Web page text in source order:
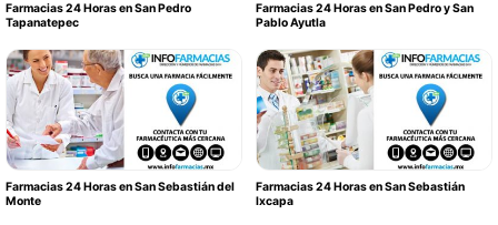
Farmacias 24 Horas en San Pedro
Tapanatepec
Farmacias 24 Horas en San Pedro y San
Pablo Ayutla
Farmacias 24 Horas en San Sebastián del
Monte
Farmacias 24 Horas en San Sebastián
Ixcapa